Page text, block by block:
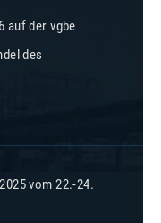
auf der vgbe
des
vom 22.-24.